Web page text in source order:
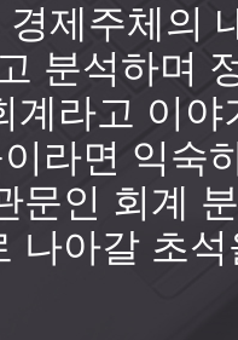
경제주체의
분석하며
계라고 이
라면 익숙
문인 회계
나아갈 초